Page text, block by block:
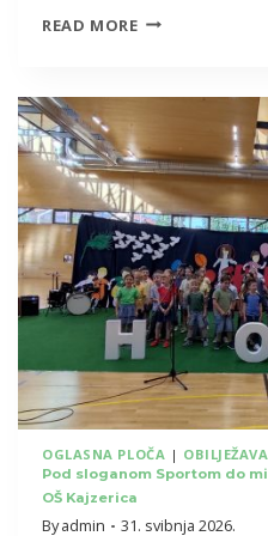
READ MOREPOSJET
SLUŽBENIKA
RAZREDIMA
OGLASNA PLOČA |
Pod sloganom Sportom do
OŠ Kajzerica
Byadmin 31. svibnja 2026.